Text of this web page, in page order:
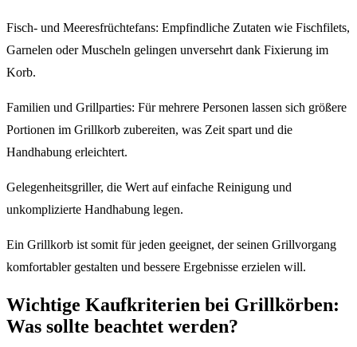
Fisch- und Meeresfrüchtefans: Empfindliche Zutaten wie Fischfilets,
Garnelen oder Muscheln gelingen unversehrt dank Fixierung im
Korb.
Familien und Grillparties: Für mehrere Personen lassen sich größere
Portionen im Grillkorb zubereiten, was Zeit spart und die
Handhabung erleichtert.
Gelegenheitsgriller, die Wert auf einfache Reinigung und
unkomplizierte Handhabung legen.
Ein Grillkorb ist somit für jeden geeignet, der seinen Grillvorgang
komfortabler gestalten und bessere Ergebnisse erzielen will.
Wichtige Kaufkriterien bei Grillkörben:
Was sollte beachtet werden?